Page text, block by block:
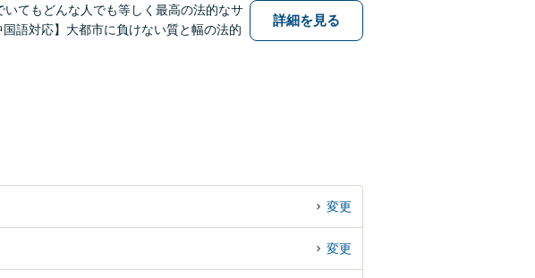
いてもどんな人でも等しく最高の法的なサ
語対応】大都市に負けない質と幅の法的
詳細を見る
変更
変更